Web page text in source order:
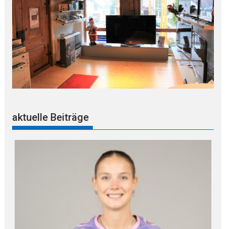
aktuelle Beiträge